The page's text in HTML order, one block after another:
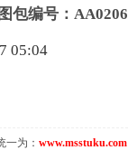
图包编号：AA0206
05:04
一为： www.msstuku.com